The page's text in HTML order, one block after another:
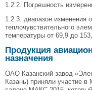
1.2.2. Погрешность
1.2.3. диапазон изменения
теплочувствительного
температуры от 69,9 до
Продукция
назначения
ОАО Казанский завод
Казань) приняли участие